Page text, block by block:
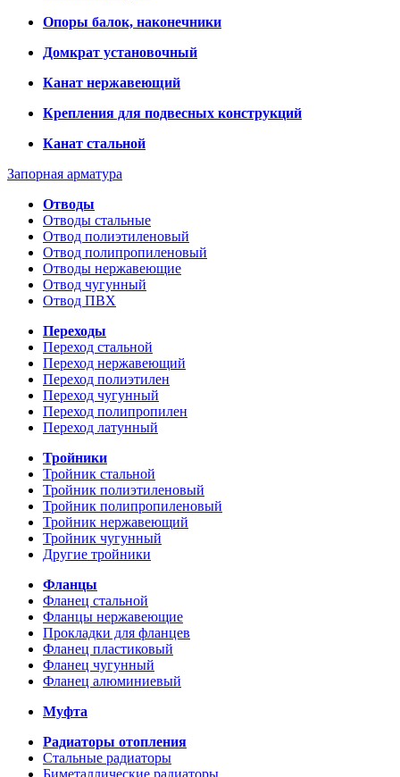
Опоры балок, наконечники
Домкрат установочный
Канат нержавеющий
Крепления для подвесных конструкций
Канат стальной
Запорная арматура
Отводы
Отводы стальные
Отвод полиэтиленовый
Отвод полипропиленовый
Отводы нержавеющие
Отвод чугунный
Отвод ПВХ
Переходы
Переход стальной
Переход нержавеющий
Переход полиэтилен
Переход чугунный
Переход полипропилен
Переход латунный
Тройники
Тройник стальной
Тройник полиэтиленовый
Тройник полипропиленовый
Тройник нержавеющий
Тройник чугунный
Другие тройники
Фланцы
Фланец стальной
Фланцы нержавеющие
Прокладки для фланцев
Фланец пластиковый
Фланец чугунный
Фланец алюминиевый
Муфта
Радиаторы отопления
Стальные радиаторы
Биметаллические радиаторы